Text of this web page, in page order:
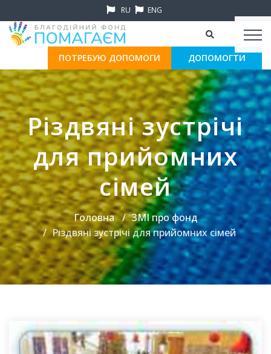
RU ENG
ПОТРЕБУЮ ДОПОМОГИ ДОПОМОГТИ
Різдвяні зустрічі
для прийомних
сімей
Головна
ЗМІ про фонд
Різдвяні зустрічі для прийомних сімей